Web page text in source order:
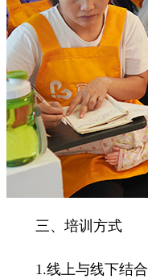
三、培训方式
1.线上与线下结合